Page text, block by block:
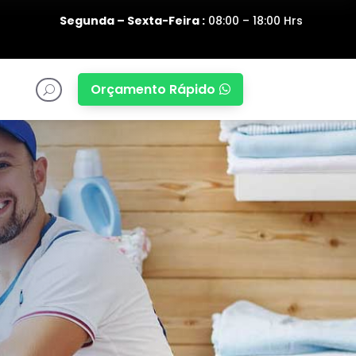
Segunda – Sexta-Feira :08:00 – 18:00 Hrs
U Orçamento Rápido 